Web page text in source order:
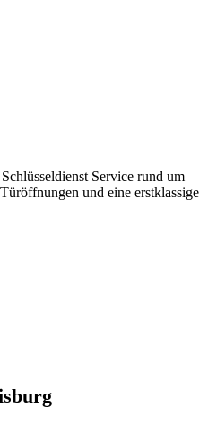
Service rund um
und eine erstklassige